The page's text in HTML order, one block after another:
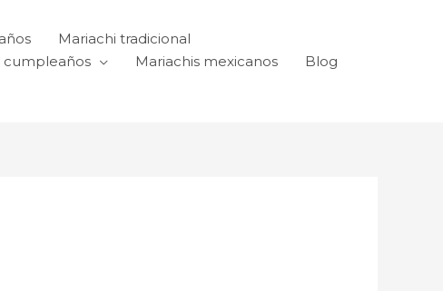
Mariachi tradicional
cumpleaños Mariachis mexicanos
Blog